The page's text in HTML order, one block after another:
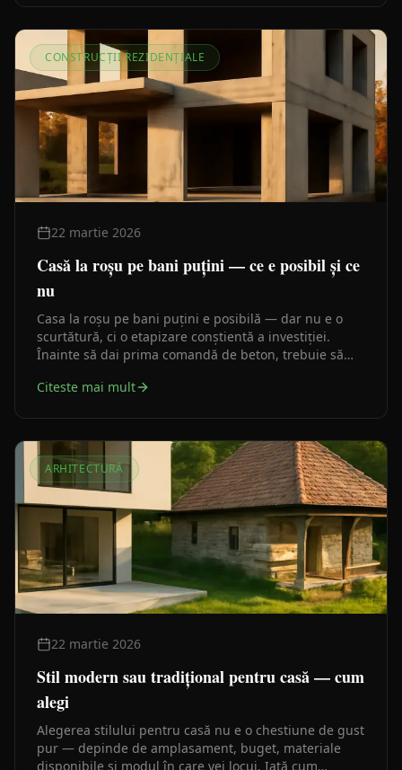
CONSTRUCȚII REZIDENȚIALE
22 martie 2026
Casă la roșu pe bani puțini — ce e posibil și ce
nu
Casa la roșu pe bani puțini e posibilă — dar nu e o
scurtătură, ci o etapizare conștientă a investiției.
Înainte să dai prima comandă de beton, trebuie să
Citeste mai mult
ARHITECTURĂ
22 martie 2026
Stil modern sau tradițional pentru casă — cum
alegi
Alegerea stilului pentru casă nu e o chestiune de gust
pur — depinde de amplasament, buget, materiale
disponibile și modul în care vei locui. Iată cum